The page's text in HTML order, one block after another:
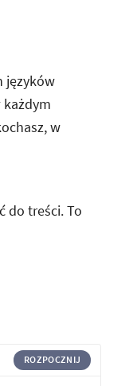
języków
każdym
w
do treści. To
ROZPOCZNIJ